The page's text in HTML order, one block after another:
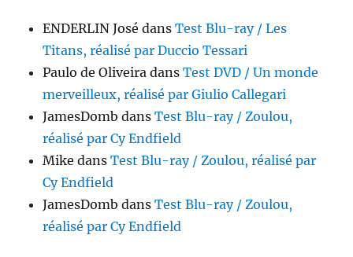
ENDERLIN José dansTest Blu-ray / Les
Titans, réalisé par Duccio Tessari
Paulo de Oliveira dansTest DVD / Un monde
merveilleux, réalisé par Giulio Callegari
JamesDomb dansTest Blu-ray / Zoulou,
réalisé par Cy Endfield
Mike dansTest Blu-ray / Zoulou, réalisé par
Cy Endfield
JamesDomb dansTest Blu-ray / Zoulou,
réalisé par Cy Endfield